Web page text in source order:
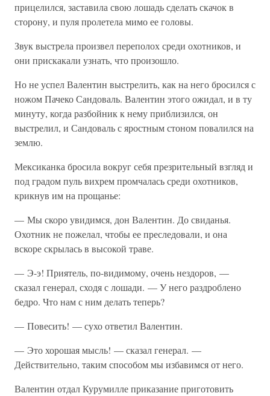
прицелился, заставила свою лошадь сделать скачок в
сторону, и пуля пролетела мимо ее головы.
Звук выстрела произвел переполох среди охотников, и
они прискакали узнать, что произошло.
Но не успел Валентин выстрелить, как на него бросился с
ножом Пачеко Сандоваль. Валентин этого ожидал, и в ту
минуту, когда разбойник к нему приблизился, он
выстрелил, и Сандоваль с яростным стоном повалился на
землю.
Мексиканка бросила вокруг себя презрительный взгляд и
под градом пуль вихрем промчалась среди охотников,
крикнув им на прощанье:
— Мы скоро увидимся, дон Валентин. До свиданья.
Охотник не пожелал, чтобы ее преследовали, и она
вскоре скрылась в высокой траве.
— Э-э! Приятель, по-видимому, очень нездоров, —
сказал генерал, сходя с лошади. — У него раздроблено
бедро. Что нам с ним делать теперь?
— Повесить! — сухо ответил Валентин.
— Это хорошая мысль! — сказал генерал. —
Действительно, таким способом мы избавимся от него.
Валентин отдал Курумилле приказание приготовить